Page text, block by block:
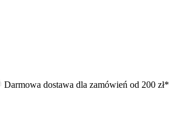
Darmowa dostawa dla zamówień od 200 zł*